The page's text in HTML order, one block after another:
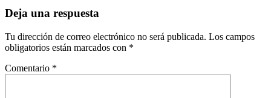
Deja una respuesta
Tu dirección de correo electrónico no será publicada. Los campos
obligatorios están marcados con *
Comentario *